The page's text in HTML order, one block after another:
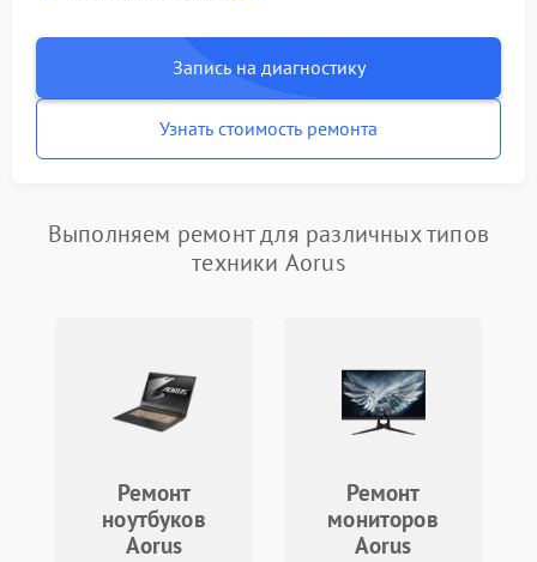
Запись на диагностику
Узнать стоимость ремонта
Выполняем ремонт для различных типов
техники Aorus
Ремонт
ноутбуков
Aorus
Ремонт
мониторов
Aorus